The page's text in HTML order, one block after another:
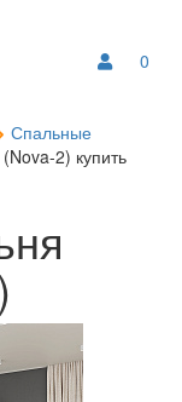
0
Спальные
2) купить